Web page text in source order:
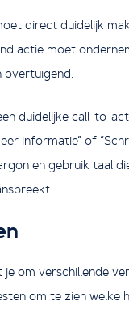
direct duidelijk
actie moet
duidelijke call-to-
informatie” of
en gebruik taal
om verschillende
om te zien welke